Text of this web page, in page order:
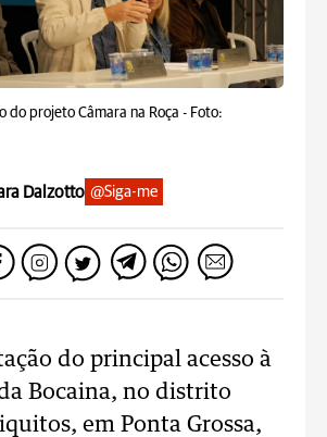
do projeto Câmara na Roça - Foto:
Dalzotto @Siga-me
do principal acesso à
Bocaina, no distrito
em Ponta Grossa,